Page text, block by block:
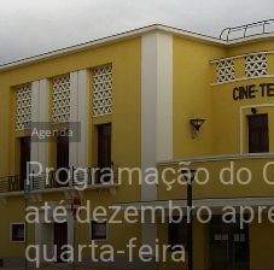
Agenda
Programação do
até dezembro
quarta-feira